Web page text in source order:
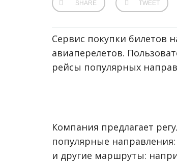
SHARE TWEET
Сервис покупки билетов
авиаперелетов.
рейсы популярных
Компания предлагает
популярные
и другие маршруты: